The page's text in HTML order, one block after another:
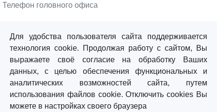
Телефон головного офиса
©«Sturm!» 2011–2026 ®
Для удобства пользователя сайта поддерживается
технология cookie. Продолжая работу с сайтом, Вы
выражаете своё согласие на обработку Ваших
данных, с целью обеспечения функциональных и
аналитических возможностей сайта, путем
использования файлов cookie. Отключить cookies Вы
можете в настройках своего браузера